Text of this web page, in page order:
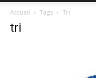
Accueil Tags Tri
tri